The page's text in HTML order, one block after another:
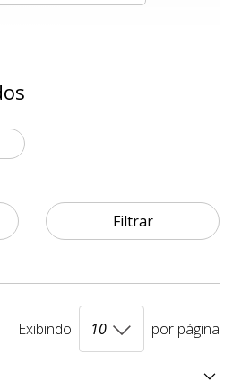
Filtrar
Exibindo por página